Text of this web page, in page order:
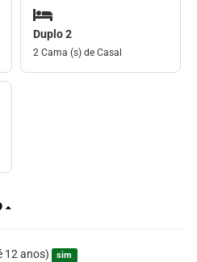
Duplo 2
2 Cama (s) de Casal
12 anos) sim